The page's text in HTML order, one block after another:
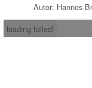
Autor: Hannes
loading failed!